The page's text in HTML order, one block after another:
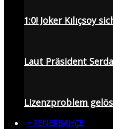
1:0! Joker Kılıçsoy
Laut Präsident
Lizenzproblem
+ FENERBAHÇE